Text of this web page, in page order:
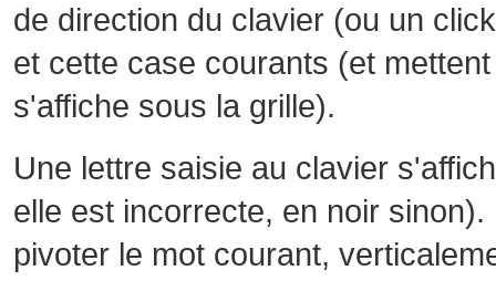
de direction du clavier (ou un
et cette case courants (et
s'affiche sous la grille).
Une lettre saisie au clavier
elle est incorrecte, en noir
pivoter le mot courant,